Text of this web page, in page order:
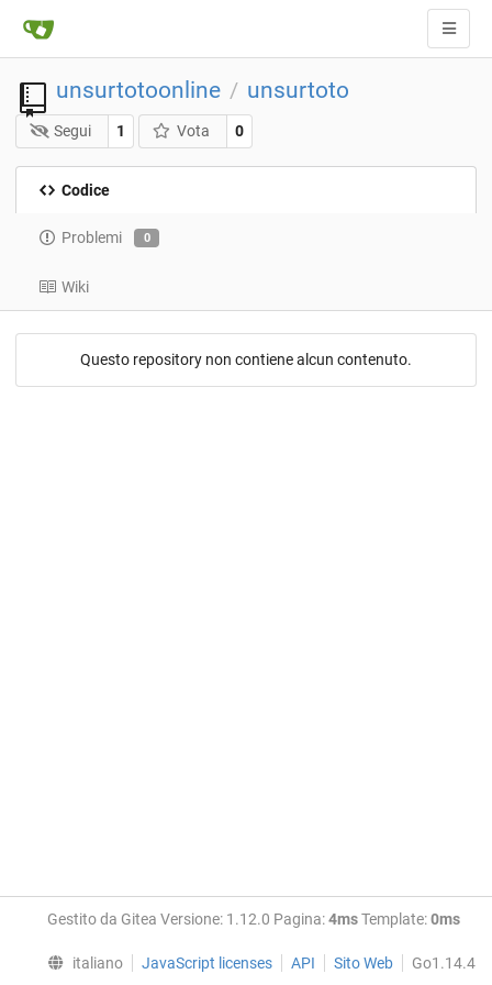
unsurtotoonline / unsurtoto
Segui 1 Vota 0
Codice
Problemi 0
Wiki
Questo repository non contiene alcun contenuto.
Gestito da Gitea Versione: 1.12.0 Pagina:4msTemplate:0ms
italiano JavaScript licenses API Sito Web Go1.14.4